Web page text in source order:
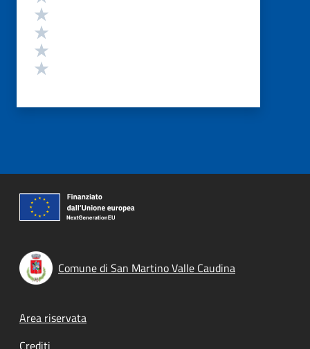
Comune di San Martino Valle Caudina
Footer menu
Area riservata
Crediti